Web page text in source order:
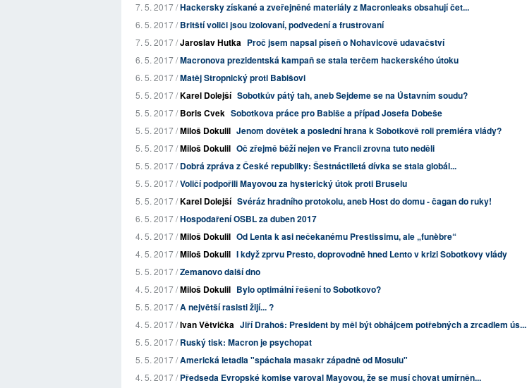
7. 5. 2017 /Hackersky získané a zveřejněné materiály z Macronleaks obsahují čet...
6. 5. 2017 /Britští voliči jsou izolovaní, podvedení a frustrovaní
7. 5. 2017 /Jaroslav Hutka Proč jsem napsal píseň o Nohavicově udavačství
6. 5. 2017 /Macronova prezidentská kampaň se stala terčem hackerského útoku
6. 5. 2017 /Matěj Stropnický proti Babišovi
5. 5. 2017 /Karel Dolejší Sobotkův pátý tah, aneb Sejdeme se na Ústavním soudu?
5. 5. 2017 /Boris Cvek Sobotkova práce pro Babiše a případ Josefa Dobeše
5. 5. 2017 /Miloš Dokulil Jenom dovětek a poslední hrana k Sobotkově roli premiéra vlády?
5. 5. 2017 /Miloš Dokulil Oč zřejmě běží nejen ve Francii zrovna tuto neděli
5. 5. 2017 /Dobrá zpráva z České republiky: Šestnáctiletá dívka se stala globál...
5. 5. 2017 /Voličí podpořili Mayovou za hysterický útok proti Bruselu
5. 5. 2017 /Karel Dolejší Svéráz hradního protokolu, aneb Host do domu - čagan do ruky!
6. 5. 2017 /Hospodaření OSBL za duben 2017
4. 5. 2017 /Miloš Dokulil Od Lenta k asi nečekanému Prestissimu, ale „funèbre“
4. 5. 2017 /Miloš Dokulil I když zprvu Presto, doprovodně hned Lento v krizi Sobotkovy vlády
5. 5. 2017 /Zemanovo další dno
4. 5. 2017 /Miloš Dokulil Bylo optimální řešení to Sobotkovo?
5. 5. 2017 /A největší rasisti žijí... ?
4. 5. 2017 /Ivan Větvička Jiří Drahoš: President by měl být obhájcem potřebných a zrcadlem ús...
5. 5. 2017 /Ruský tisk: Macron je psychopat
5. 5. 2017 /Americká letadla "spáchala masakr západně od Mosulu"
4. 5. 2017 /Předseda Evropské komise varoval Mayovou, že se musí chovat umírněn...